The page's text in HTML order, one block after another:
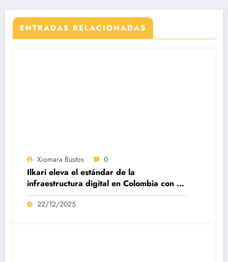
ENTRADAS RELACIONADAS
Xiomara Bustos 0
Ilkari eleva el estándar de la
infraestructura digital en Colombia con su
datacenter certificado Nivel IV de ICREA
22/12/2025